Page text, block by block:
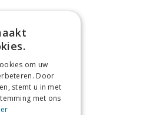
om uw
Door
stemt u in met
met ons